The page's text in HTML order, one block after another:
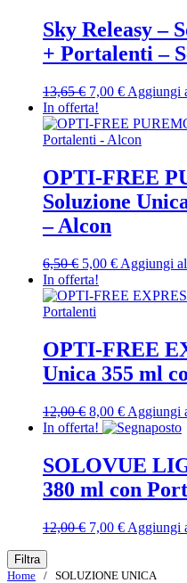
Sky Releasy –
+ Portalenti –
13,65€ Il
prezzo
originale
era:
7,00 €Il
attuale
è:
Aggiungi
In offerta!
OPTI-FREE
Soluzione
– Alcon
6,50€ Il
prezzo
originale
era:
5,00 €Il
attuale
Aggiungi
In offerta!
OPTI-FREE
Unica 355 ml
12,00€ Il
prezzo
era:
12,00 €.
8,00 €Il
prezzo
è:
8,00 €.
Aggiungi
In offerta!
SOLOVUE
380 ml con
12,00€ Il
era:
7,00 €Il
è:
Aggiungi
Filtra
Home / SOLUZIONE UNICA